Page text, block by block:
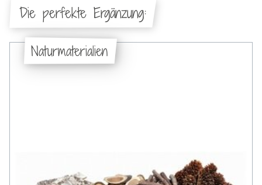
Die perfekte Ergänzung:
Naturmaterialien